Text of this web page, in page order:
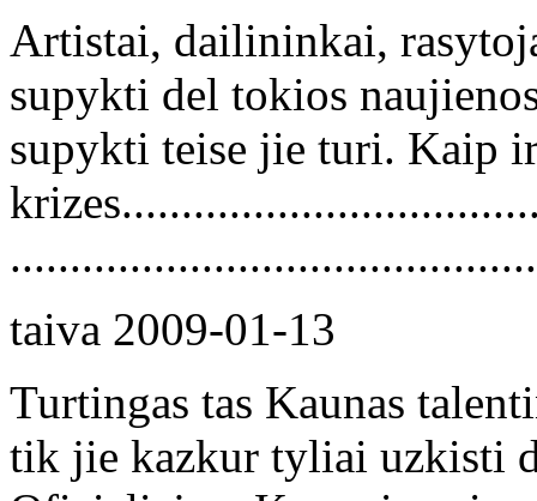
Artistai, dailininkai,
supykti del tokios
supykti teise jie turi. Kaip
taiva 2009-01-13
Turtingas tas Kaunas
tik jie kazkur tyliai uzkisti